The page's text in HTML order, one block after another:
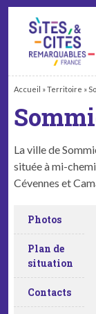
Accueil »Territoire »
La ville de
située à mi-
Cévennes et
Photos
Plan de
situation
Contacts